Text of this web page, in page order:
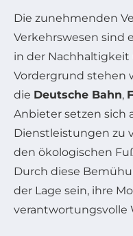
Die zunehmenden
Verkehrswesen sind
in der Nachhaltigkeit
Vordergrund stehen
die Deutsche Bahn,
Anbieter setzen sich
Dienstleistungen zu
den ökologischen
Durch diese
der Lage sein, ihre
verantwortungsvolle